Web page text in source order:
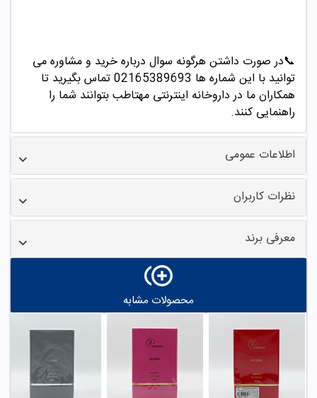
📞در صورت داشتن هرگونه سوال درباره خرید و مشاوره می
توانید با این شماره ها 02165389693
تماس بگیرید تا
همکاران ما در داروخانه اینترنتی مهتاطب بتوانند شما را
راهنمایی کنند.
اطلاعات عمومی
نظرات کاربران
معرفی برند
محصولات مشابه